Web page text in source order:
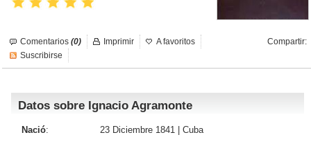
Videos
Galerías
Noticias
Iniciar sesión
Comentarios (0) Compartir:
Imprimir
A favoritos
Suscribirse
Datos sobre Ignacio Agramonte
Nació: 23 Diciembre 1841 | Cuba